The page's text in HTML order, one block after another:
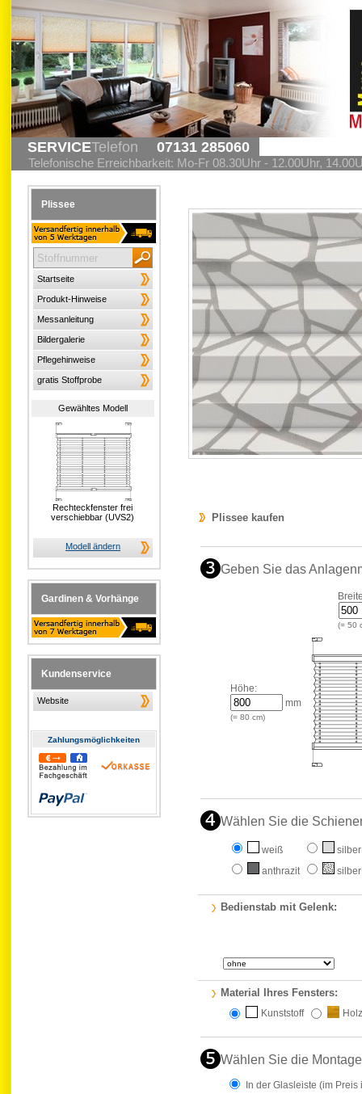
SERVICETelefon 07131 285060
Telefonische Erreichbarkeit: Mo-Fr 08.30Uhr - 12.00Uhr,
Plissee
Startseite
Produkt-Hinweise
Messanleitung
Bildergalerie
Pflegehinweise
gratis Stoffprobe
Gewähltes Modell
Rechteckfenster frei
verschiebbar (UVS2)
Modell ändern
Gardinen & Vorhänge
Kundenservice
Website
Zahlungs­möglichkeiten
Plissee kaufen
Geben Sie das
(=50
Höhe:
mm
(= 80 cm)
Wählen Sie die
weiß
silber
anthrazit
Bedienstab mit Gelenk:
Material Ihres Fensters:
Kunststoff Holz
Wählen Sie die
In der Glasleiste (im Preis